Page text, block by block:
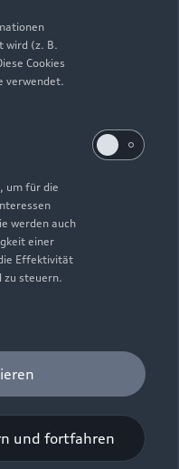
wird (z. B.
Cookies
verwendet.
um für die
werden auch
einer
Effektivität
zu steuern.
und fortfahren
gegebenenfalls
Ladeequipment)